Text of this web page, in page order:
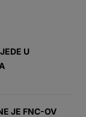
U
JE FNC-OV